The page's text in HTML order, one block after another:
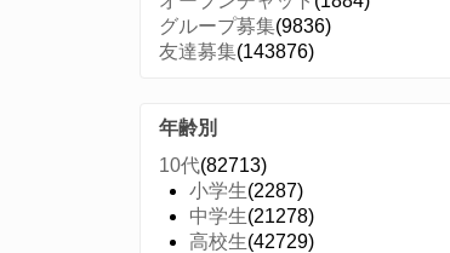
グループ募集(9836)
友達募集(143876)
年齢別
10代(82713)
小学生(2287)
中学生(21278)
高校生(42729)